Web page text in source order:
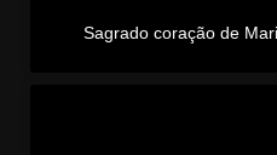
Sagrado coração de